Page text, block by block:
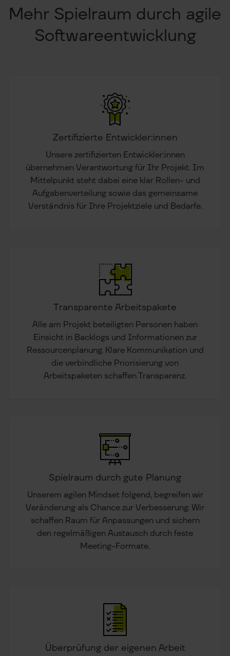
Mehr Spielraum durch agile
Softwareentwicklung
Zertifizierte Entwickler:innen
Unsere zertifizierten Entwickler:innen
übernehmen Verantwortung für Ihr Projekt. Im
Mittelpunkt steht dabei eine klar Rollen- und
Aufgabenverteilung sowie das gemeinsame
Verständnis für Ihre Projektziele und Bedarfe.
Transparente Arbeitspakete
Alle am Projekt beteiligten Personen haben
Einsicht in Backlogs und Informationen zur
Ressourcenplanung. Klare Kommunikation und
die verbindliche Priorisierung von
Arbeitspaketen schaffen Transparenz.
Spielraum durch gute Planung
Unserem agilen Mindset folgend, begreifen wir
Veränderung als Chance zur Verbesserung. Wir
schaffen Raum für Anpassungen und sichern
den regelmäßigen Austausch durch feste
Meeting-Formate.
Überprüfung der eigenen Arbeit